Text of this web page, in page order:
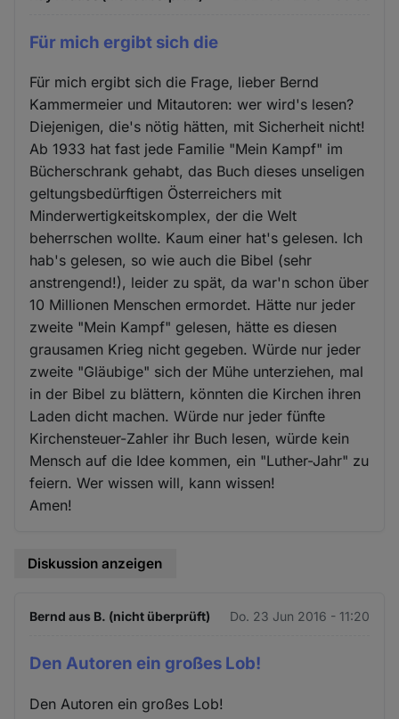
Für mich ergibt sich die
Für mich ergibt sich die Frage, lieber Bernd
Kammermeier und Mitautoren: wer wird's lesen?
Diejenigen, die's nötig hätten, mit Sicherheit nicht!
Ab 1933 hat fast jede Familie "Mein Kampf" im
Bücherschrank gehabt, das Buch dieses unseligen
geltungsbedürftigen Österreichers mit
Minderwertigkeitskomplex, der die Welt
beherrschen wollte. Kaum einer hat's gelesen. Ich
hab's gelesen, so wie auch die Bibel (sehr
anstrengend!), leider zu spät, da war'n schon über
10 Millionen Menschen ermordet. Hätte nur jeder
zweite "Mein Kampf" gelesen, hätte es diesen
grausamen Krieg nicht gegeben. Würde nur jeder
zweite "Gläubige" sich der Mühe unterziehen, mal
in der Bibel zu blättern, könnten die Kirchen ihren
Laden dicht machen. Würde nur jeder fünfte
Kirchensteuer-Zahler ihr Buch lesen, würde kein
Mensch auf die Idee kommen, ein "Luther-Jahr" zu
feiern. Wer wissen will, kann wissen!
Amen!
Diskussion anzeigen
Bernd aus B. (nicht überprüft) Do. 23 Jun 2016 - 11:20
Den Autoren ein großes Lob!
Den Autoren ein großes Lob!